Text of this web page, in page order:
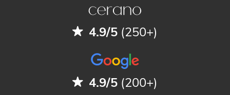
4.9/5 (250+)
4.9/5 (200+)